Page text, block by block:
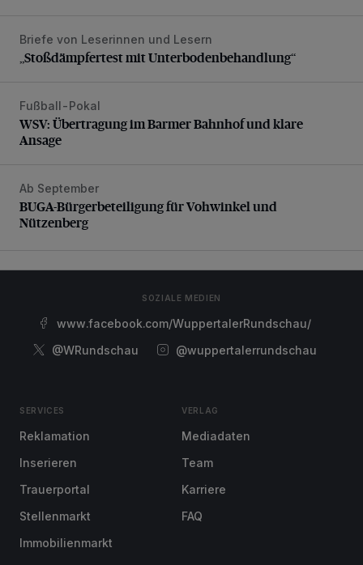
„Stoßdämpfertest mit Unterbodenbehandlung“
Briefe von Leserinnen und Lesern
„Stoßdämpfertest mit Unterbodenbehandlung“
WSV: Übertragung im Barmer Bahnhof und klare Ansage
Fußball-Pokal
WSV: Übertragung im Barmer Bahnhof und klare
Ansage
BUGA-Bürgerbeteiligung für Vohwinkel und Nützenberg
Ab September
BUGA-Bürgerbeteiligung für Vohwinkel und
Nützenberg
SOZIALE MEDIEN
www.facebook.com/WuppertalerRundschau/
@WRundschau
@wuppertalerrundschau
SERVICES
Reklamation
Inserieren
Trauerportal
Stellenmarkt
Immobilienmarkt
VERLAG
Mediadaten
Team
Karriere
FAQ